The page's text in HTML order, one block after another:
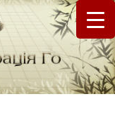
Го (УФГО)